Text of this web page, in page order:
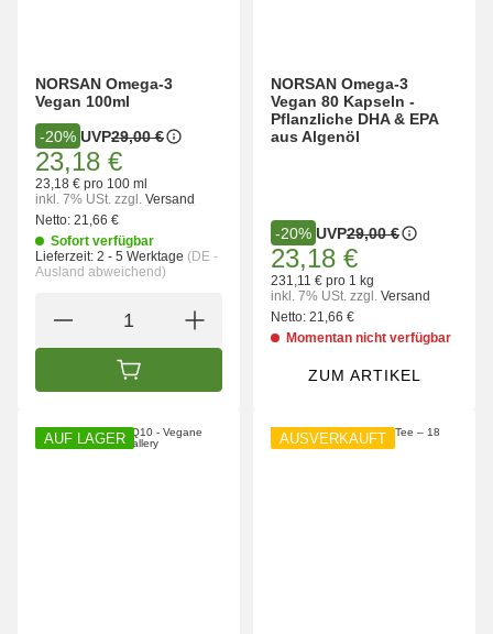
NORSAN Omega-3
Vegan 100ml
-20% UVP29,00 €
23,18 €
23,18 € pro 100 ml
inkl. 7% USt. zzgl. Versand
Netto: 21,66 €
Sofort verfügbar
Lieferzeit: 2 - 5 Werktage (DE -
Ausland abweichend)
IN DEN WARENKORB
NORSAN Omega-3
Vegan 80 Kapseln -
Pflanzliche DHA & EPA
aus Algenöl
-20% UVP29,00 €
23,18 €
231,11 € pro 1 kg
inkl. 7% USt. zzgl. Versand
Netto: 21,66 €
Momentan nicht verfügbar
ZUM ARTIKEL
AUF LAGER AUSVERKAUFT